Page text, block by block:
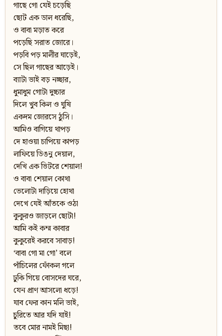
গাছে গো যেই চড়েছি
ছোট এক ডাল ধরেছি,
ও বাবা মড়াত করে
পড়েছি সরাত জোরে।
পড়বি পড় মালীর ঘাড়েই,
সে ছিল গাছের আড়েই।
ব্যাটা ভাই বড় নচ্ছার,
ধুমাধুম গোটা দুচ্চার
দিলে খুব কিল ও ঘুষি
একদম জোরসে ঠুসি।
আমিও বাগিয়ে থাপড়
দে হাওয়া চাপিয়ে কাপড়
লাফিয়ে ডিঙনু দেয়াল,
দেখি এক ভিটরে শেয়াল!
ও বাবা শেয়াল কোথা
ভেলোটা দাড়িয়ে হোথা
দেখে যেই আঁতকে ওঠা
কুকুরও জাড়লে ছোটা!
আমি কই কম্ম কাবার
কুকুরেই করবে সাবাড়!
‘বাবা গো মা গো’ বলে
পাঁচিলের ফোঁকল গলে
ঢুকি গিয়ে বোসদের ঘরে,
যেন প্রাণ আসলো ধড়ে!
যাব ফের কান মলি ভাই,
চুরিতে আর যদি যাই!
তবে মোর নামই মিছা!